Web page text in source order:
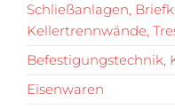
Schließanlagen,
Kellertrennwände,
Befestigungstechnik,
Eisenwaren